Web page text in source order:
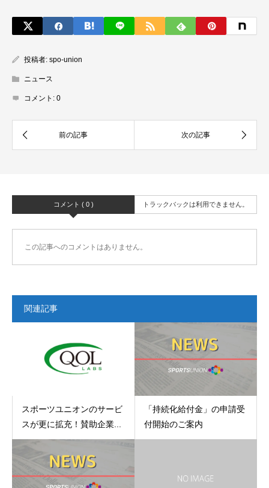
投稿者: spo-union
ニュース
コメント: 0
コメント ( 0 ) トラックバックは利用できません。
この記事へのコメントはありません。
関連記事
スポーツユニオンのサービ
スが更に拡充！賛助企業...
「持続化給付金」の申請受
付開始のご案内